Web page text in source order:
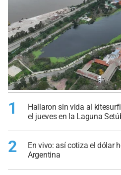
1
Hallaron sin vida al
el jueves en la Laguna
2
En vivo: así cotiza el dólar
Argentina